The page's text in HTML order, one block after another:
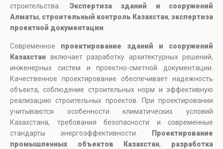
строительства. Экспертиза зданий и сооружений
Алматы, строительный контроль Казахстан, экспертиза
проектной документации
Современное проектирование зданий и сооружений
Казахстан включает разработку архитектурных решений,
инженерных систем и проектно-сметной документации.
Качественное проектирование обеспечивает надежность
объекта, соблюдение строительных норм и эффективную
реализацию строительных проектов. При проектировании
учитываются особенности климатических условий
Казахстана, требования безопасности и современные
стандарты энергоэффективности.
Проектирование
промышленных объектов Казахстан, разработка